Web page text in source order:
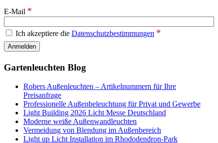
E-Mail *
Ich akzeptiere die Datenschutzbestimmungen *
Gartenleuchten Blog
Robers Außenleuchten – Artikelnummern für Ihre
Preisanfrage
Professionelle Außenbeleuchtung für Privat und Gewerbe
Light Building 2026 Licht Messe Deutschland
Moderne weiße Außenwandleuchten
Vermeidung von Blendung im Außenbereich
Light up Licht Installation im Rhododendron-Park